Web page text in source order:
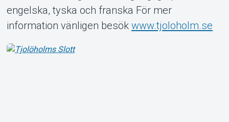
engelska, tyska och franska För mer
information vänligen besök www.tjoloholm.se